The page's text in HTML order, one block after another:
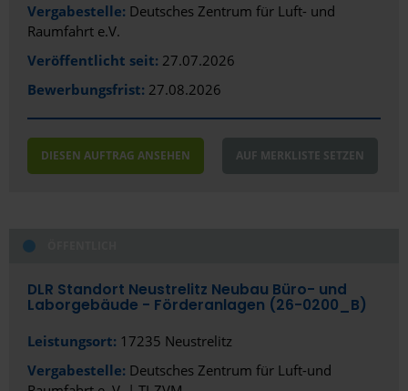
Gütersloh
Hagen
Halle (Saale)
Heidelberg
Heilbronn
Heiligenhaus
Vergabestelle: Deutsches Zentrum für Luft- und
Raumfahrt e.V.
Veröffentlicht seit: 27.07.2026
Bewerbungsfrist: 27.08.2026
DIESEN AUFTRAG ANSEHEN AUF MERKLISTE SETZEN
DLR Standort Neustrelitz Neubau Büro- und
Laborgebäude - Förderanlagen (26-0200_B)
Leistungsort: 17235 Neustrelitz
Vergabestelle: Deutsches Zentrum für Luft-und